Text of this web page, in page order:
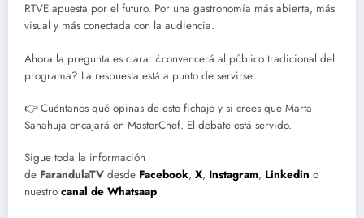
RTVE apuesta por el futuro. Por una gastronomía más abierta, más
visual y más conectada con la audiencia.
Ahora la pregunta es clara: ¿convencerá al público tradicional del
programa? La respuesta está a punto de servirse.
👉 Cuéntanos qué opinas de este fichaje y si crees que Marta
Sanahuja encajará en MasterChef. El debate está servido.
Sigue toda la información
de FarandulaTV desde Facebook, X, Instagram, Linkedin o
nuestro canal de Whatsaap